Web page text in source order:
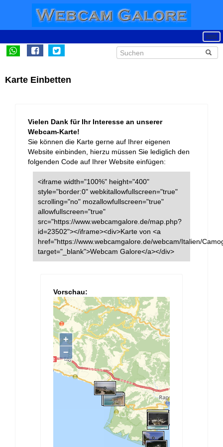
Karte Einbetten
Vielen Dank für Ihr Interesse an unserer
Webcam-Karte!
Sie können die Karte gerne auf Ihrer eigenen
Website einbinden, hierzu müssen Sie lediglich den
folgenden Code auf Ihrer Website einfügen:
<iframe width="100%" height="400"
style="border:0" webkitallowfullscreen="true"
scrolling="no" mozallowfullscreen="true"
allowfullscreen="true"
src="https://www.webcamgalore.de/map.php?
id=23502"></iframe><div>Karte von <a
href="https://www.webcamgalore.de/webcam/Italien/
target="_blank">Webcam Galore</a></div>
Vorschau: